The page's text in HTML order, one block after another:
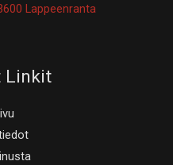
Lappeenranta
Linkit